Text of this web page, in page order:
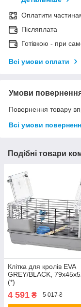
Оплатити
Післяплата
Готівкою - при
Всі умови оплати
Умови
Повернення товару
Всі умови
Подібні товари
Клітка для кролів EVA
GREY/BLACK,
(*)
4 591 ₴ 5 017 ₴